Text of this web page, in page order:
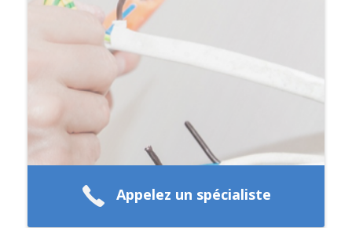
Appelez un spécialiste